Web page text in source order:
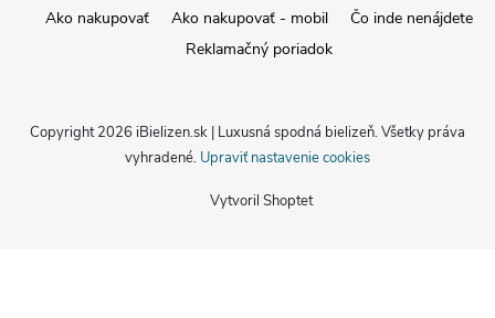
Ako nakupovať
Ako nakupovať - mobil
Čo inde nenájdete
Reklamačný poriadok
Vytvoril Shoptet
Copyright 2026 iBielizen.sk | Luxusná spodná bielizeň. Všetky práva
vyhradené. Upraviť nastavenie cookies